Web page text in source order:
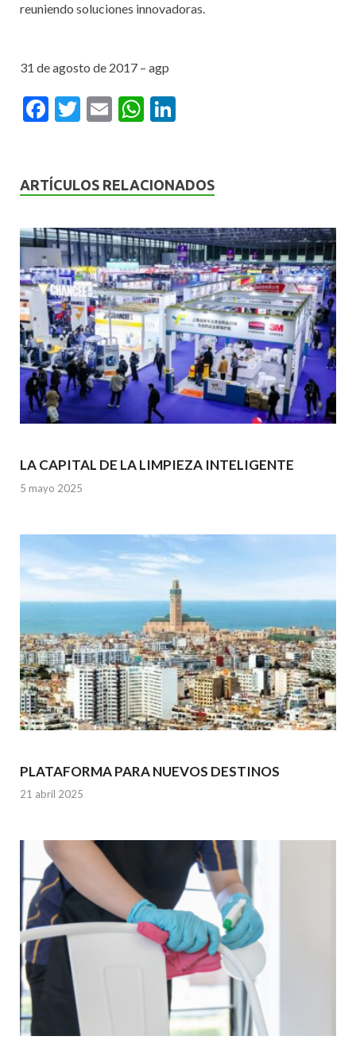
reuniendo soluciones innovadoras.
31 de agosto de 2017 – agp
F
b
o
k
T
er
E
l
W
s
p
p
dI
ARTÍCULOS RELACIONADOS
LA CAPITAL DE LA LIMPIEZA INTELIGENTE
5 mayo 2025
PLATAFORMA PARA NUEVOS DESTINOS
21 abril 2025